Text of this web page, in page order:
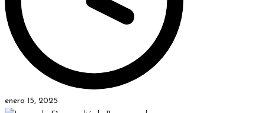
enero 15, 2025